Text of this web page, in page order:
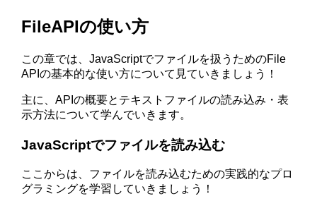
FileAPIの使い方
この章では、JavaScriptでファイルを扱うためのFile
APIの基本的な使い方について見ていきましょう！
主に、APIの概要とテキストファイルの読み込み・表
示方法について学んでいきます。
JavaScriptでファイルを読み込む
ここからは、ファイルを読み込むための実践的なプロ
グラミングを学習していきましょう！